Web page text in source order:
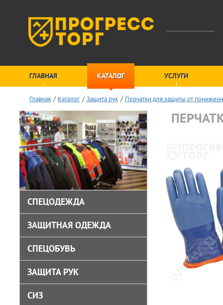
ГЛАВНАЯ КАТАЛОГ УСЛУГИ
Главная Каталог Защита рук Перчатки для защиты от
СПЕЦОДЕЖДА
ЗАЩИТНАЯ ОДЕЖДА
СПЕЦОБУВЬ
ЗАЩИТА РУК
СИЗ